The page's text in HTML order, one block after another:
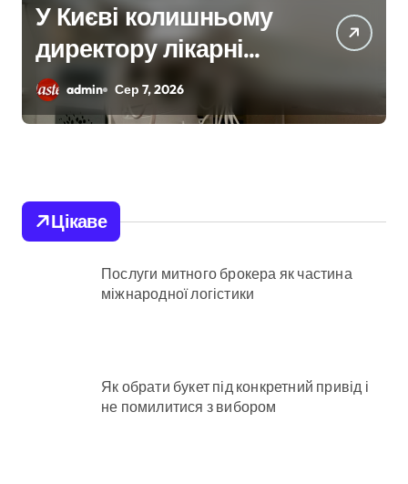
Київщина пережила
сплеск загорянь:
майже 2 тисячі пожеж
за рік у природних
admin Сер 7, 2026
Цікаве
Послуги митного брокера як частина
міжнародної логістики
Як обрати букет під конкретний привід і
не помилитися з вибором